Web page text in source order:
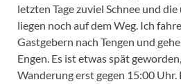
letzten Tage zuviel Schnee und
liegen noch auf dem Weg. Ich
Gastgebern nach Tengen und
Engen. Es ist etwas spät
Wanderung erst gegen 15:00 Uhr.